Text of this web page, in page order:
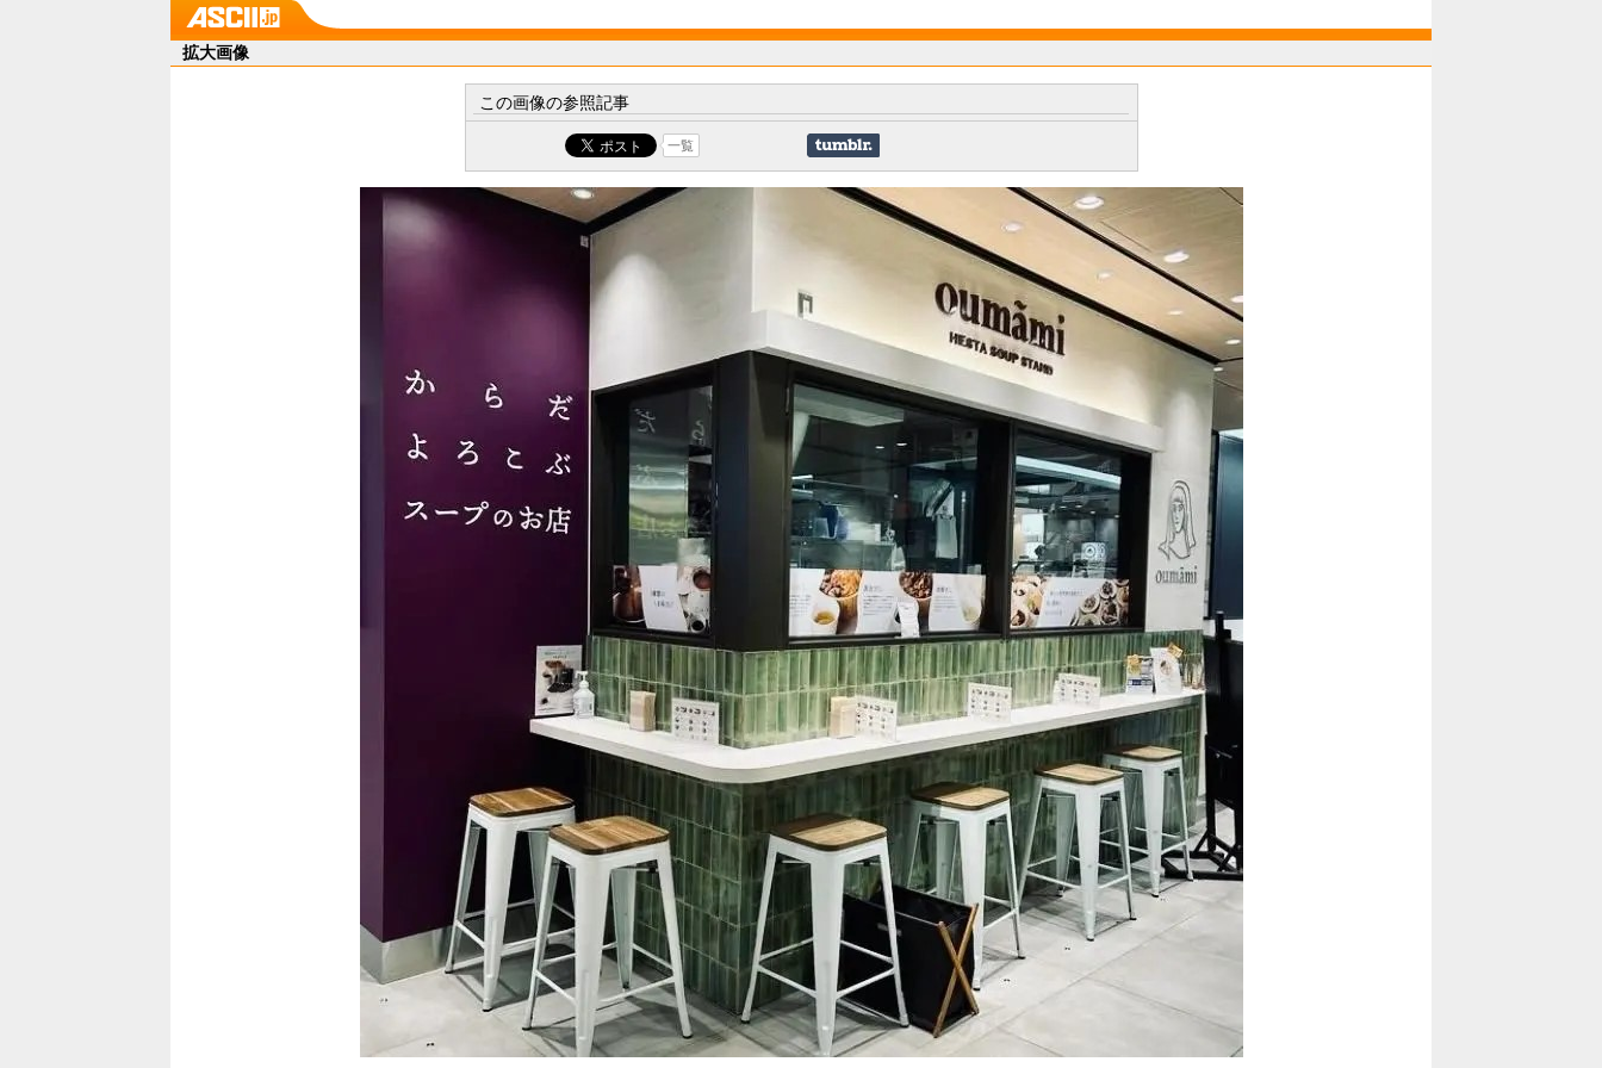
拡大画像
この画像の参照記事
一覧